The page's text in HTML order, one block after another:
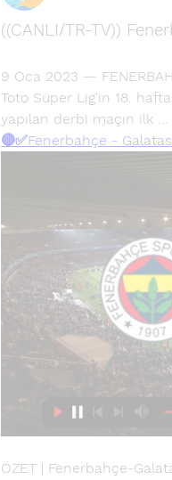
((CANLI/TR-TV))
9 Oca 2023 —
Toto Süper Lig'in 18.
yapılan derbi maçın ilk ...
🔴✅Fenerbahçe -
ÖZET | Fenerbahçe-